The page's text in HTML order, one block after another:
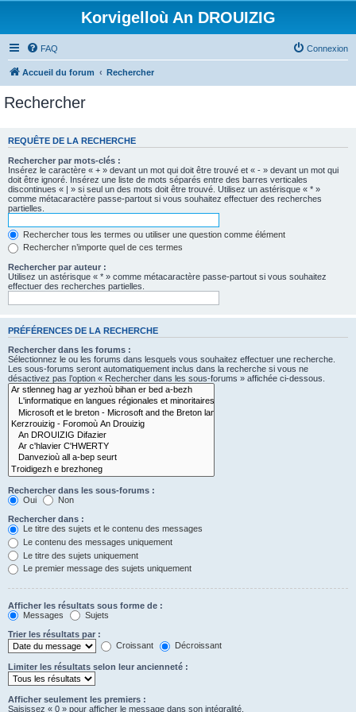
Korvigelloù An DROUIZIG
FAQ Connexion
Accueil du forum Rechercher
Rechercher
REQUÊTE DE LA RECHERCHE
Rechercher par mots-clés :
Insérez le caractère « + » devant un mot qui doit être trouvé et « - » devant un mot qui
doit être ignoré. Insérez une liste de mots séparés entre des barres verticales
discontinues « | » si seul un des mots doit être trouvé. Utilisez un astérisque « * »
comme métacaractère passe-partout si vous souhaitez effectuer des recherches
partielles.
Rechercher tous les termes ou utiliser une question comme élément
Rechercher n’importe quel de ces termes
Rechercher par auteur :
Utilisez un astérisque « * » comme métacaractère passe-partout si vous souhaitez
effectuer des recherches partielles.
PRÉFÉRENCES DE LA RECHERCHE
Rechercher dans les forums :
Sélectionnez le ou les forums dans lesquels vous souhaitez effectuer une recherche.
Les sous-forums seront automatiquement inclus dans la recherche si vous ne
désactivez pas l’option « Rechercher dans les sous-forums » affichée ci-dessous.
Rechercher dans les sous-forums :
Oui
Non
Rechercher dans :
Le titre des sujets et le contenu des messages
Le contenu des messages uniquement
Le titre des sujets uniquement
Le premier message des sujets uniquement
Afficher les résultats sous forme de :
Messages
Sujets
Trier les résultats par :
Croissant
Décroissant
Limiter les résultats selon leur ancienneté :
Afficher seulement les premiers :
Saisissez « 0 » pour afficher le message dans son intégralité.